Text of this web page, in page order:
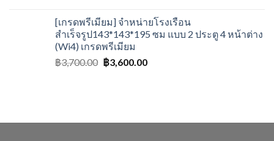
[เกรดพรีเมียม] จำหน่ายโรงเรือน
สำเร็จรูป143*143*195 ซม แบบ 2 ประตู 4 หน้าต่าง
(Wi4) เกรดพรีเมียม
฿3,700.00 ฿3,600.00